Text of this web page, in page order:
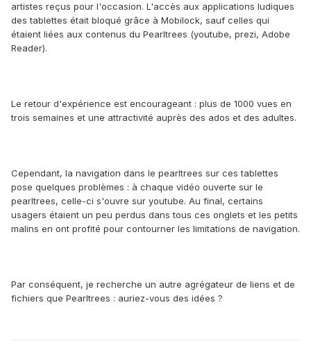
artistes reçus pour l'occasion. L'accès aux applications ludiques
des tablettes était bloqué grâce à Mobilock, sauf celles qui
étaient liées aux contenus du Pearltrees (youtube, prezi, Adobe
Reader).
Le retour d'expérience est encourageant : plus de 1000 vues en
trois semaines et une attractivité auprès des ados et des adultes.
Cependant, la navigation dans le pearltrees sur ces tablettes
pose quelques problèmes : à chaque vidéo ouverte sur le
pearltrees, celle-ci s'ouvre sur youtube. Au final, certains
usagers étaient un peu perdus dans tous ces onglets et les petits
malins en ont profité pour contourner les limitations de navigation.
Par conséquent, je recherche un autre agrégateur de liens et de
fichiers que Pearltrees : auriez-vous des idées ?